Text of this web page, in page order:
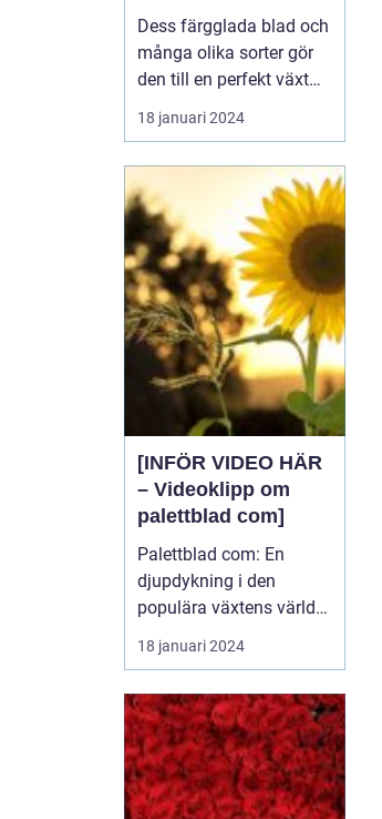
trädgårdsentusiaste
r och inom
inredning
Dess färgglada blad och
många olika sorter gör
den till en perfekt växt
att addera liv och färg till
både trädgårdar och
artikel kommer vi att
utforska de olika
palettblad sorterna som
finns tillgängliga på
marknaden och ge di...
18 januari 2024
[INFÖR VIDEO HÄR
– Videoklipp om
palettblad com]
Palettblad com: En
djupdykning i den
populära växtens värld
Översikt över palettblad
com Palettblad com är
riktar sig till
växtentusiaster och
trädgårdsälskare över
hela världen. Det
18 januari 2024